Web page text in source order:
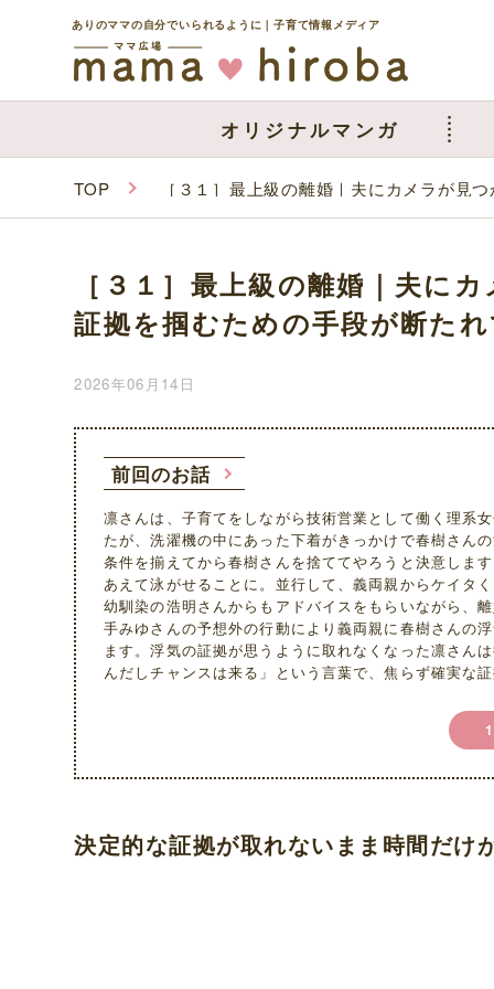
ありのママの自分でいられるように｜子育て情報メディア
オリジナルマンガ
TOP ［３１］最上級の離婚｜夫にカメラが見
［３１］最上級の離婚｜夫に
証拠を掴むための手段が断た
2026年06月14日
前回のお話
凛さんは、子育てをしながら技術営業として働く理系
たが、洗濯機の中にあった下着がきっかけで春樹さん
条件を揃えてから春樹さんを捨ててやろうと決意しま
あえて泳がせることに。並行して、義両親からケイタ
幼馴染の浩明さんからもアドバイスをもらいながら、
手みゆさんの予想外の行動により義両親に春樹さんの
ます。浮気の証拠が思うように取れなくなった凛さん
んだしチャンスは来る」という言葉で、焦らず確実な
決定的な証拠が取れないまま時間だけ
L